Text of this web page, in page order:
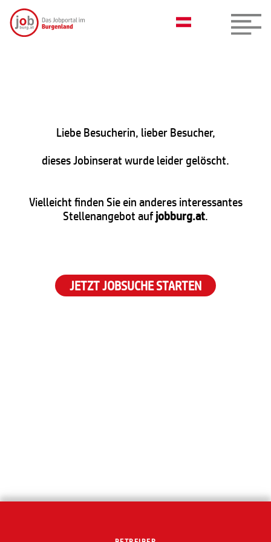
Liebe Besucherin, lieber Besucher,
dieses Jobinserat wurde leider gelöscht.
Vielleicht finden Sie ein anderes interessantes
Stellenangebot aufjobburg.at.
JETZT JOBSUCHE STARTEN